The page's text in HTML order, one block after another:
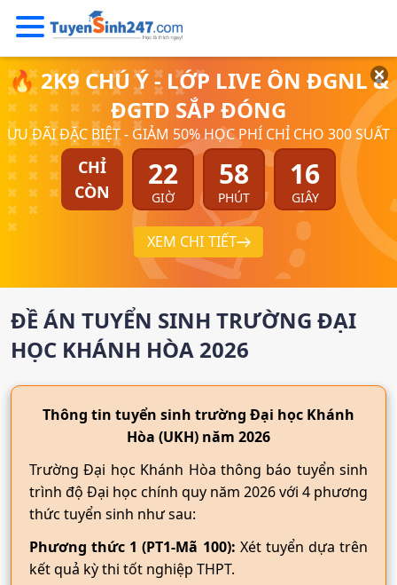
🔥 2K9 CHÚ Ý - LỚP LIVE ÔN ĐGNL &
ĐGTD SẮP ĐÓNG
ƯU ĐÃI ĐẶC BIỆT - GIẢM 50% HỌC PHÍ CHỈ CHO 300 SUẤT
CHỈ
CÒN
22
GIỜ
58
PHÚT
15
GIÂY
XEM CHI TIẾT
ĐỀ ÁN TUYỂN SINH TRƯỜNG ĐẠI
HỌC KHÁNH HÒA 2026
Thông tin tuyển sinh trường Đại học Khánh
Hòa (UKH) năm 2026
Trường Đại học Khánh Hòa thông báo tuyển sinh
trình độ Đại học chính quy năm 2026 với 4 phương
thức tuyển sinh như sau:
Phương thức 1 (PT1-Mã 100): Xét tuyển dựa trên
kết quả kỳ thi tốt nghiệp THPT.